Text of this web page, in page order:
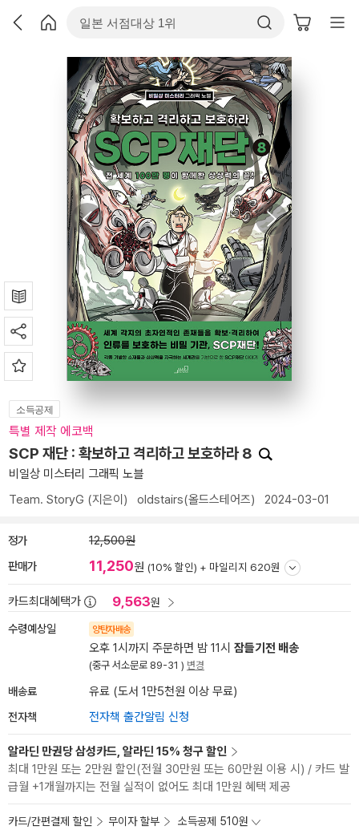
소득공제
특별 제작 에코백
SCP 재단 : 확보하고 격리하고 보호하라 8
비일상 미스터리 그래픽 노블
Team. StoryG (지은이) oldstairs(올드스테어즈) 2024-03-01
정가 12,500원
판매가 11,250원 (10% 할인) + 마일리지 620원
카드최대혜택가 9,563원
수령예상일 양탄자배송
오후 1시까지 주문하면 밤 11시 잠들기전 배송
(중구 서소문로 89-31 ) 변경
배송료 유료 (도서 1만5천원 이상 무료)
전자책 전자책 출간알림 신청
알라딘 만권당 삼성카드, 알라딘 15% 청구 할인
최대 1만원 또는 2만원 할인(전월 30만원 또는 60만원 이용 시) / 카드 발
급월 +1개월까지는 전월 실적이 없어도 최대 1만원 혜택 제공
카드/간편결제 할인 무이자 할부 소득공제 510원